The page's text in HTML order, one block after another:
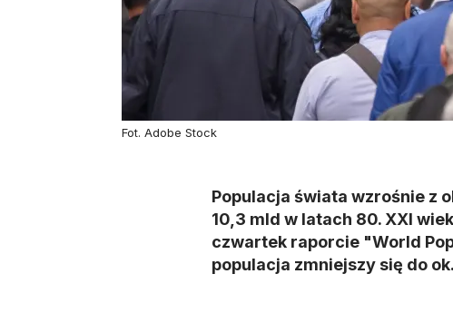
Fot. Adobe Stock
Populacja świata wzrośnie z
10,3 mld w latach 80. XXI
czwartek raporcie "World
populacja zmniejszy się do